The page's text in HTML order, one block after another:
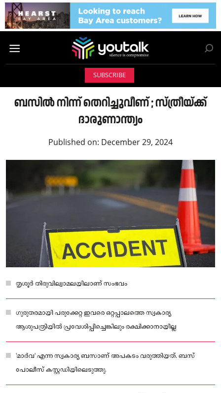
SUBSCRIBE
ബസിൽ നിന്ന് തെറിച്ചുവീണ് ; സ്ത്രീയ്ക്ക്
ദാരുണാന്ത്യം
Published on: December 29, 2024
തൃശൂർ തിരുവില്വാമലയിലാണ് സംഭവം
ഗുരുതരമായി പരുക്കേറ്റ ഇവരെ ഒറ്റപ്പാലത്തെ സ്വകാര്യ
ആശുപത്രിയിൽ പ്രവേശിപ്പിച്ചെങ്കിലും രക്ഷിക്കാനായില്ല
'മാർവ' എന്ന സ്വകാര്യ ബസാണ് അപകടം വരുത്തിയത്. ബസ്
പോലീസ് കസ്റ്റഡിയിലെടുത്തു.